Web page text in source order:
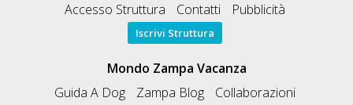
Accesso Struttura
Contatti Pubblicità
Iscrivi Struttura
Mondo Zampa Vacanza
Guida A Dog
Zampa Blog
Collaborazioni